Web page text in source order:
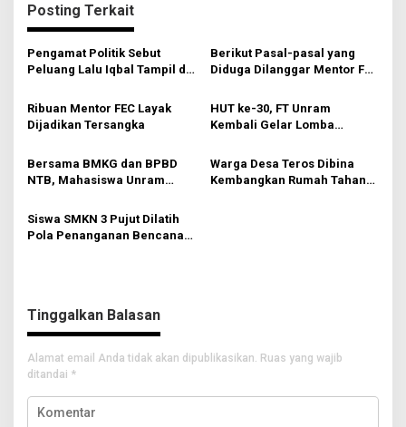
g
a
s
i
p
s
Posting Terkait
Pengamat Politik Sebut
Peluang Lalu Iqbal Tampil di
Berikut Pasal-pasal yang
Diduga Dilanggar Mentor FEC
Ribuan Mentor FEC Layak
Dijadikan Tersangka
HUT ke-30, FT Unram
Kembali Gelar Lomba
Nasional
Bersama BMKG dan BPBD
NTB, Mahasiswa Unram
Warga Desa Teros Dibina
Kembangkan Rumah Tahan
Siswa SMKN 3 Pujut Dilatih
Pola Penanganan Bencana
Tinggalkan Balasan
Alamat email Anda tidak akan dipublikasikan. Ruas yang wajib
ditandai *